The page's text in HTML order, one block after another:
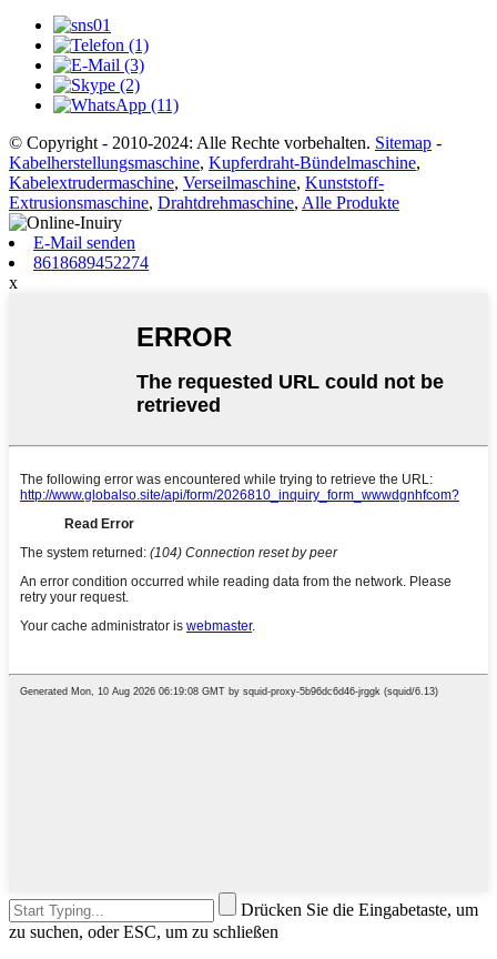
© Copyright - 2010-2024: Alle Rechte vorbehalten. Sitemap -
Kabelherstellungsmaschine, Kupferdraht-Bündelmaschine,
Kabelextrudermaschine, Verseilmaschine, Kunststoff-
Extrusionsmaschine, Drahtdrehmaschine, Alle Produkte
E-Mail senden
8618689452274
x
Drücken Sie die Eingabetaste, um
zu suchen, oder ESC, um zu schließen